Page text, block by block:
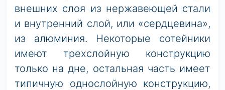
внешних слоя из нержавеющей стали
и внутренний слой, или «сердцевина»,
из алюминия. Некоторые сотейники
имеют трехслойную конструкцию
только на дне, остальная часть имеет
типичную однослойную конструкцию,